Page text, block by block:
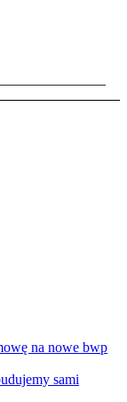
na nowe bwp
sami